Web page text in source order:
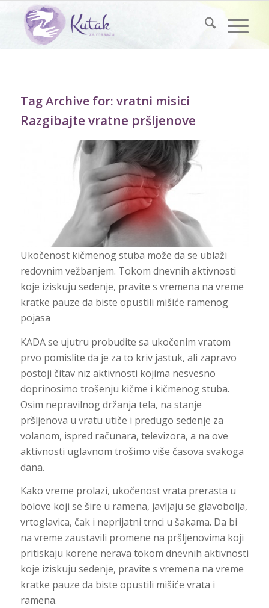
Tag Archive for: vratni misici
Razgibajte vratne pršljenove
Ukočenost kičmenog stuba može da se ublaži
redovnim vežbanjem. Tokom dnevnih aktivnosti
koje iziskuju sedenje, pravite s vremena na vreme
kratke pauze da biste opustili mišiće ramenog
pojasa
KADA se ujutru probudite sa ukočenim vratom
prvo pomislite da je za to kriv jastuk, ali zapravo
postoji čitav niz aktivnosti kojima nesvesno
doprinosimo trošenju kičme i kičmenog stuba.
Osim nepravilnog držanja tela, na stanje
pršljenova u vratu utiče i predugo sedenje za
volanom, ispred računara, televizora, a na ove
aktivnosti uglavnom trošimo više časova svakoga
dana.
Kako vreme prolazi, ukočenost vrata prerasta u
bolove koji se šire u ramena, javljaju se glavobolja,
vrtoglavica, čak i neprijatni trnci u šakama. Da bi
na vreme zaustavili promene na pršljenovima koji
pritiskaju korene nerava tokom dnevnih aktivnosti
koje iziskuju sedenje, pravite s vremena na vreme
kratke pauze da biste opustili mišiće vrata i
ramena.